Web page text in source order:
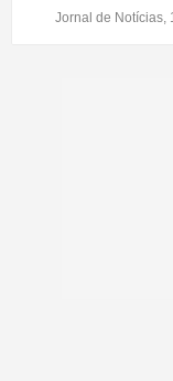
Jornal de Notícias,